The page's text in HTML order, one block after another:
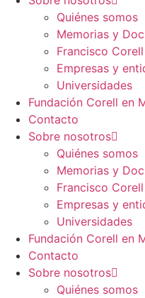
Quiénes somos
Memorias y
Francisco Corell
Empresas y
Universidades
Fundación Corell en
Contacto
Sobre nosotros
Quiénes somos
Memorias y
Francisco Corell
Empresas y
Universidades
Fundación Corell en
Contacto
Sobre nosotros
Quiénes somos